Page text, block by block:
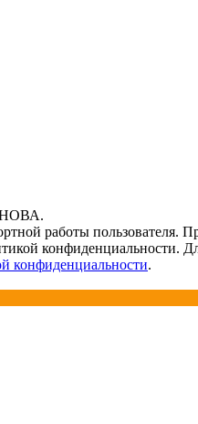
работы пользователя.
конфиденциальности.
конфиденциальности.